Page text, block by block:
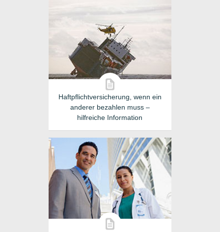
Haftpflichtversicherung, wenn ein
anderer bezahlen muss –
hilfreiche Information